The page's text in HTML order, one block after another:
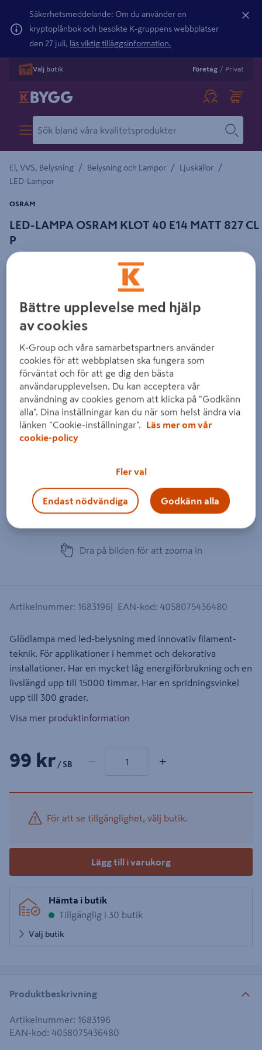
Säkerhetsmeddelande: Om du använder en
kryptoplånbok och besökte K-gruppens webbplatser
den 27 juli, läs viktig tilläggsinformation.
Välj butik Företag / Privat
El, VVS, Belysning / Belysning och Lampor / Ljuskällor /
LED-Lampor
LED-LAMPA OSRAM KLOT 40 E14 MATT 827 CL
P
OSRAM
Detaljerad beskrivning finns i produktbeskrivningsområdet
Föregående
Dra på bilden för att zooma in
Artikelnummer: 1683196 EAN-kod: 4058075436480
Glödlampa med led-belysning med innovativ filament-
teknik. För applikationer i hemmet och dekorativa
installationer. Har en mycket låg energiförbrukning och en
livslängd upp till 15000 timmar. Har en spridningsvinkel
upp till 300 grader.
Visa mer produktinformation
99 kr / SB − +
För att se tillgänglighet, välj butik.
Lägg till i varukorg
Hämta i butik
Tillgänglig i 30 butik
Välj butik
Produktbeskrivning
Artikelnummer: 1683196
EAN-kod: 4058075436480
Bättre upplevelse med hjälp
av cookies
K-Group och våra samarbetspartners använder
cookies för att webbplatsen ska fungera som
förväntat och för att ge dig den bästa
användarupplevelsen. Du kan acceptera vår
användning av cookies genom att klicka på "Godkänn
alla". Dina inställningar kan du när som helst ändra via
länken "Cookie-inställningar".
Läs mer om vår
cookie-policy
Fler val
Endast nödvändiga Godkänn alla